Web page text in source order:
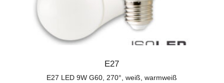
E27
E27 LED 9W G60, 270°, weiß, warmweiß